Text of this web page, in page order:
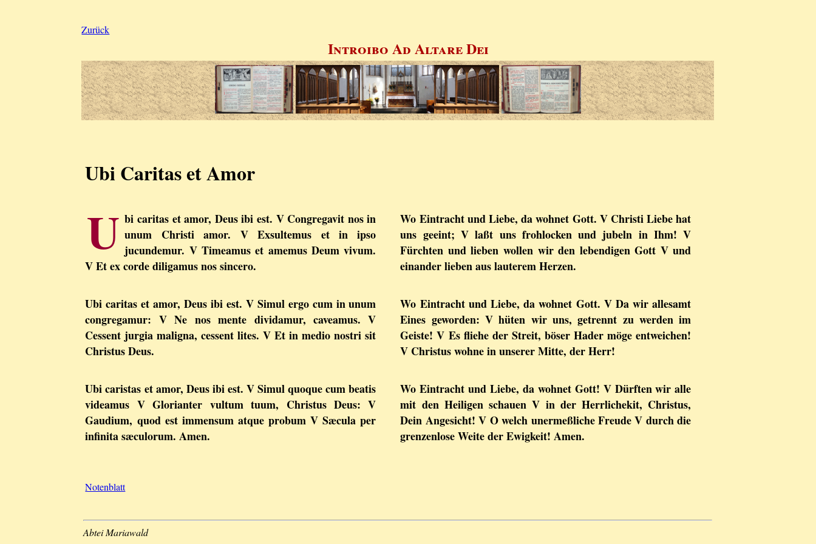
Zurück
Introibo Ad Altare Dei
Ubi Caritas et Amor
U bi caritas et amor, Deus ibi est. V Congregavit nos in
unum Christi amor. V Exsultemus et in ipso
jucundemur. V Timeamus et amemus Deum vivum.
V Et ex corde diligamus nos sincero.
Wo Eintracht und Liebe, da wohnet Gott. V Christi Liebe hat
uns geeint; V laßt uns frohlocken und jubeln in Ihm! V
Fürchten und lieben wollen wir den lebendigen Gott V und
einander lieben aus lauterem Herzen.
Ubi caritas et amor, Deus ibi est. V Simul ergo cum in unum
congregamur: V Ne nos mente dividamur, caveamus. V
Cessent jurgia maligna, cessent lites. V Et in medio nostri sit
Christus Deus.
Wo Eintracht und Liebe, da wohnet Gott. V Da wir allesamt
Eines geworden: V hüten wir uns, getrennt zu werden im
Geiste! V Es fliehe der Streit, böser Hader möge entweichen!
V Christus wohne in unserer Mitte, der Herr!
Ubi caristas et amor, Deus ibi est. V Simul quoque cum beatis
videamus V Glorianter vultum tuum, Christus Deus: V
Gaudium, quod est immensum atque probum V Sæcula per
infinita sæculorum. Amen.
Wo Eintracht und Liebe, da wohnet Gott! V Dürften wir alle
mit den Heiligen schauen V in der Herrlichekit, Christus,
Dein Angesicht! V O welch unermeßliche Freude V durch die
grenzenlose Weite der Ewigkeit! Amen.
Notenblatt
Abtei Mariawald